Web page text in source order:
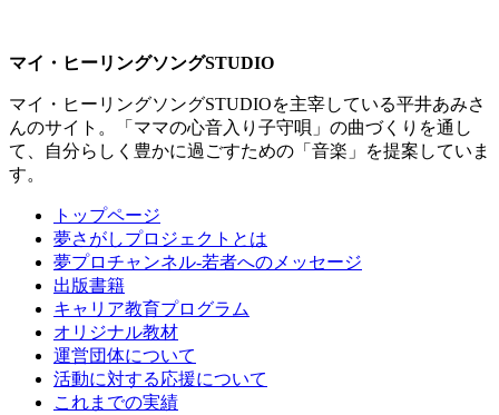
マイ・ヒーリングソングSTUDIO
マイ・ヒーリングソングSTUDIOを主宰している平井あみさ
んのサイト。「ママの心音入り子守唄」の曲づくりを通し
て、自分らしく豊かに過ごすための「音楽」を提案していま
す。
トップページ
夢さがしプロジェクトとは
夢プロチャンネル-若者へのメッセージ
出版書籍
キャリア教育プログラム
オリジナル教材
運営団体について
活動に対する応援について
これまでの実績